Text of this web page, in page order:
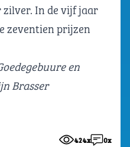
zilver. In de vijf jaar
zeventien prijzen
en
Brasser
424x 0x